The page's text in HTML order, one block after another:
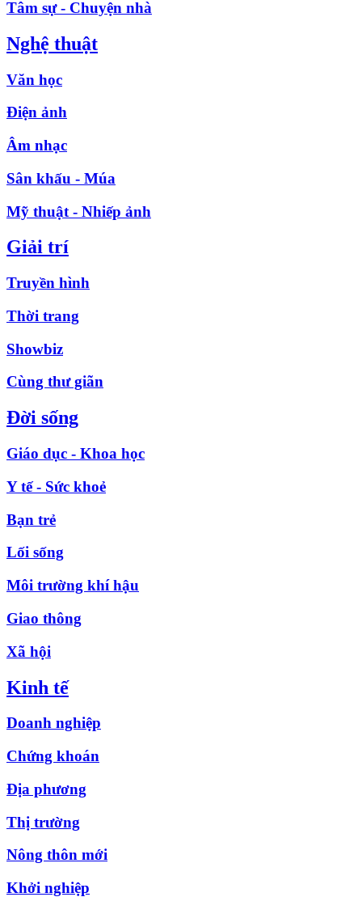
Tâm sự - Chuyện nhà
Nghệ thuật
Văn học
Điện ảnh
Âm nhạc
Sân khấu - Múa
Mỹ thuật - Nhiếp ảnh
Giải trí
Truyền hình
Thời trang
Showbiz
Cùng thư giãn
Đời sống
Giáo dục - Khoa học
Y tế - Sức khoẻ
Bạn trẻ
Lối sống
Môi trường khí hậu
Giao thông
Xã hội
Kinh tế
Doanh nghiệp
Chứng khoán
Địa phương
Thị trường
Nông thôn mới
Khởi nghiệp